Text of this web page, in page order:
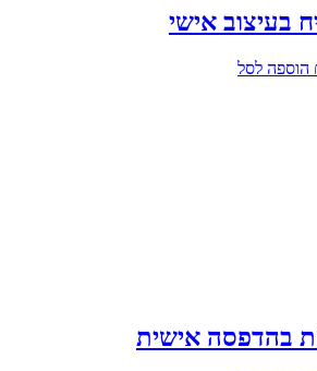
בעיצוב אישי
המחיר
הוספה לסל
בהדפסה אישית